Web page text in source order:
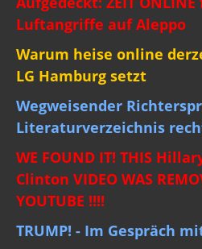
Luftangriffe auf Aleppo
Warum heise online
LG Hamburg setzt
Wegweisender
Literaturverzeichnis
WE FOUND IT! THIS
Clinton VIDEO WAS
YOUTUBE !!!!
TRUMP! - Im Gespräch